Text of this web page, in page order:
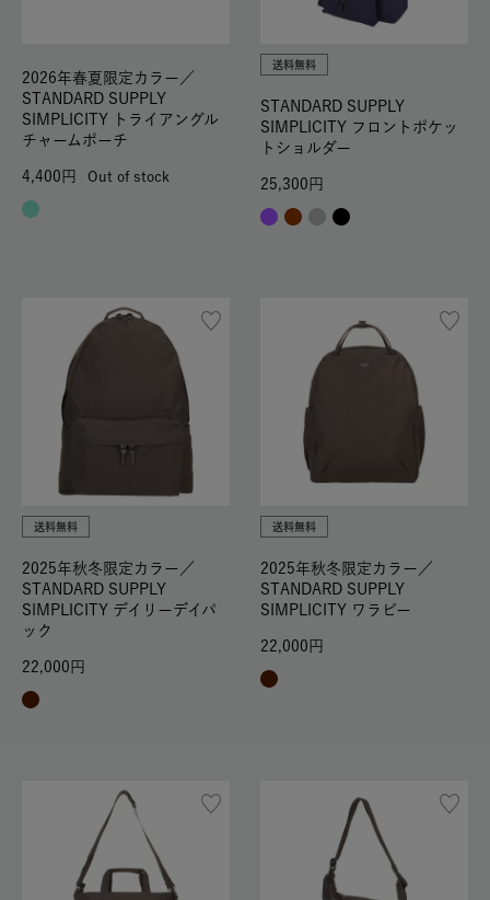
2026年春夏限定カラー／
STANDARD SUPPLY
SIMPLICITY トライアングル
チャームポーチ
4,400 Out of stock
送料無料
STANDARD SUPPLY
SIMPLICITY フロントポケッ
トショルダー
25,300
送料無料
2025年秋冬限定カラー／
STANDARD SUPPLY
SIMPLICITY デイリーデイパ
ック
22,000
送料無料
2025年秋冬限定カラー／
STANDARD SUPPLY
SIMPLICITY ワラビー
22,000